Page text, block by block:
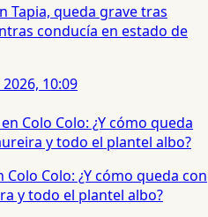
Tapia, queda grave tras
conducía en estado de
10:09
Colo: ¿Y cómo queda con
y todo el plantel albo?